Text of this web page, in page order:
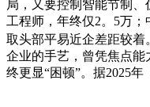
局，又要控制智能节制
工程师，年终仅2。5万
取头部平易近企差距较
企业的手艺，曾凭焦点能
终更显“困顿”。据2025